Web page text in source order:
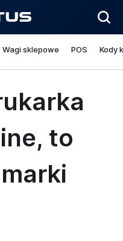
Wagi sklepowe POS Kody
to